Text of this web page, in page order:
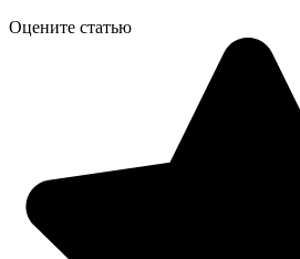
Оцените статью